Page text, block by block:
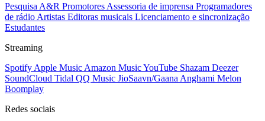
Pesquisa A&R Promotores Assessoria de imprensa Programadores
de rádio Artistas Editoras musicais Licenciamento e sincronização
Estudantes
Streaming
Spotify Apple Music Amazon MusicYouTube Shazam Deezer
SoundCloud Tidal QQ Music JioSaavn/Gaana Anghami Melon
Boomplay
Redes sociais